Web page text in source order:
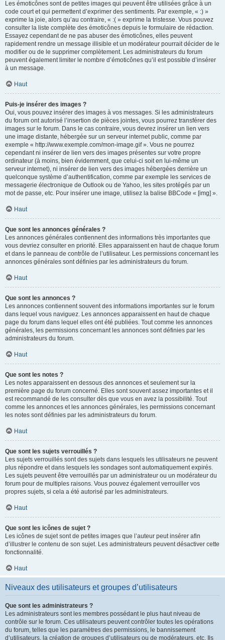
Les émoticônes sont de petites images qui peuvent être utilisées grâce à un
code court et qui permettent d’exprimer des sentiments. Par exemple, « :) »
exprime la joie, alors qu’au contraire, « :( » exprime la tristesse. Vous pouvez
consulter la liste complète des émoticônes depuis le formulaire de rédaction.
Essayez cependant de ne pas abuser des émoticônes, elles peuvent
rapidement rendre un message illisible et un modérateur pourrait décider de le
modifier ou de le supprimer complètement. Les administrateurs du forum
peuvent également limiter le nombre d’émoticônes qu’il est possible d’insérer
à un message.
Haut
Puis-je insérer des images ?
Oui, vous pouvez insérer des images à vos messages. Si les administrateurs
du forum ont autorisé l’insertion de pièces jointes, vous pourrez transférer des
images sur le forum. Dans le cas contraire, vous devrez insérer un lien vers
une image distante, hébergée sur un serveur internet public, comme par
exemple « http://www.exemple.com/mon-image.gif ». Vous ne pourrez
cependant ni insérer de lien vers des images présentes sur votre propre
ordinateur (à moins, bien évidemment, que celui-ci soit en lui-même un
serveur internet), ni insérer de lien vers des images hébergées derrière un
quelconque système d’authentification, comme par exemple les services de
messagerie électronique de Outlook ou de Yahoo, les sites protégés par un
mot de passe, etc. Pour insérer une image, utilisez la balise BBCode « [img] ».
Haut
Que sont les annonces générales ?
Les annonces générales contiennent des informations très importantes que
vous devriez consulter en priorité. Elles apparaissent en haut de chaque forum
et dans le panneau de contrôle de l’utilisateur. Les permissions concernant les
annonces générales sont définies par les administrateurs du forum.
Haut
Que sont les annonces ?
Les annonces contiennent souvent des informations importantes sur le forum
dans lequel vous naviguez. Les annonces apparaissent en haut de chaque
page du forum dans lequel elles ont été publiées. Tout comme les annonces
générales, les permissions concernant les annonces sont définies par les
administrateurs du forum.
Haut
Que sont les notes ?
Les notes apparaissent en dessous des annonces et seulement sur la
première page du forum concerné. Elles sont souvent assez importantes et il
est recommandé de les consulter dès que vous en avez la possibilité. Tout
comme les annonces et les annonces générales, les permissions concernant
les notes sont définies par les administrateurs du forum.
Haut
Que sont les sujets verrouillés ?
Les sujets verrouillés sont des sujets dans lesquels les utilisateurs ne peuvent
plus répondre et dans lesquels les sondages sont automatiquement expirés.
Les sujets peuvent être verrouillés par un administrateur ou un modérateur du
forum pour de multiples raisons. Vous pouvez également verrouiller vos
propres sujets, si cela a été autorisé par les administrateurs.
Haut
Que sont les icônes de sujet ?
Les icônes de sujet sont de petites images que l’auteur peut insérer afin
d’illustrer le contenu de son sujet. Les administrateurs peuvent désactiver cette
fonctionnalité.
Haut
Niveaux des utilisateurs et groupes d’utilisateurs
Que sont les administrateurs ?
Les administrateurs sont les membres possédant le plus haut niveau de
contrôle sur le forum. Ces utilisateurs peuvent contrôler toutes les opérations
du forum, telles que les paramètres des permissions, le bannissement
d’utilisateurs, la création de groupes d’utilisateurs ou de modérateurs, etc. Ils